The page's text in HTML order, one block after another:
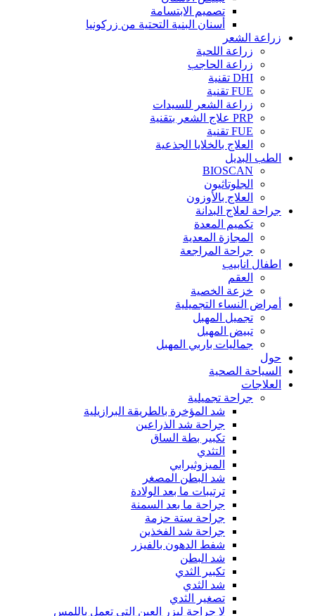
تصميم الابتسامة
أسنان البنية التحتية من زركونيا
زراعة الشعر
زراعة اللحية
زراعة الحاجب
DHI تقنية
FUE تقنية
زراعة الشعر للسيدات
PRP علاج الشعر بتقنية
FUE تقنية
العلاج بالخلايا الجذعية
الطب البديل
BIOSCAN
الجلوتاثيون
العلاج بالأوزون
جراحة لعلاج البدانة
تكميم المعدة
المجازة المعدية
جراحة المراجعة
اطفال انابيب
العقم
خزعة الخصية
أمراض النساء التجميلية
تجميل المهبل
تبيض المهبل
جماليات باربي المهبل
حول
السياحة الصحية
العلاجات
جراحة تجميلية
شد المؤخرة بالطريقة البرازيلية
جراحة شد الذراعين
تكبير بطة الساق
التثدي
الميزوثيرابي
شد البطن المصغر
ترتيبات ما بعد الولادة
جراحة ما بعد السمنة
جراحة ستة حزمة
جراحة شد الفخذين
شفط الدهون بالفيزر
شد البطن
تكبير الثدي
شد الثدي
تصغير الثدي
لا جراحة ليزر العين التي تعمل باللمس